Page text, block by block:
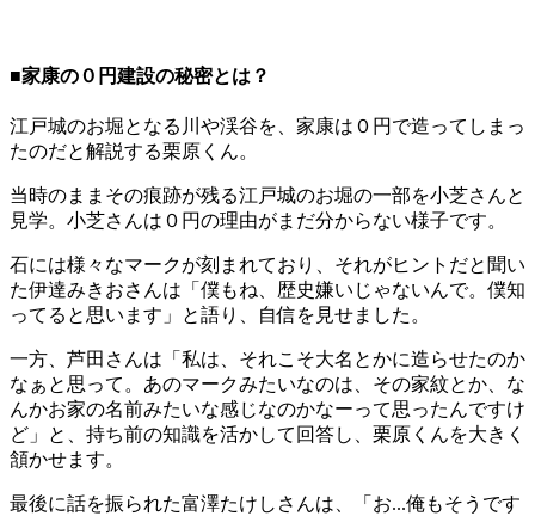
■家康の０円建設の秘密とは？
江戸城のお堀となる川や渓谷を、家康は０円で造ってしまっ
たのだと解説する栗原くん。
当時のままその痕跡が残る江戸城のお堀の一部を小芝さんと
見学。小芝さんは０円の理由がまだ分からない様子です。
石には様々なマークが刻まれており、それがヒントだと聞い
た伊達みきおさんは「僕もね、歴史嫌いじゃないんで。僕知
ってると思います」と語り、自信を見せました。
一方、芦田さんは「私は、それこそ大名とかに造らせたのか
なぁと思って。あのマークみたいなのは、その家紋とか、な
んかお家の名前みたいな感じなのかなーって思ったんですけ
ど」と、持ち前の知識を活かして回答し、栗原くんを大きく
頷かせます。
最後に話を振られた富澤たけしさんは、「お...俺もそうです